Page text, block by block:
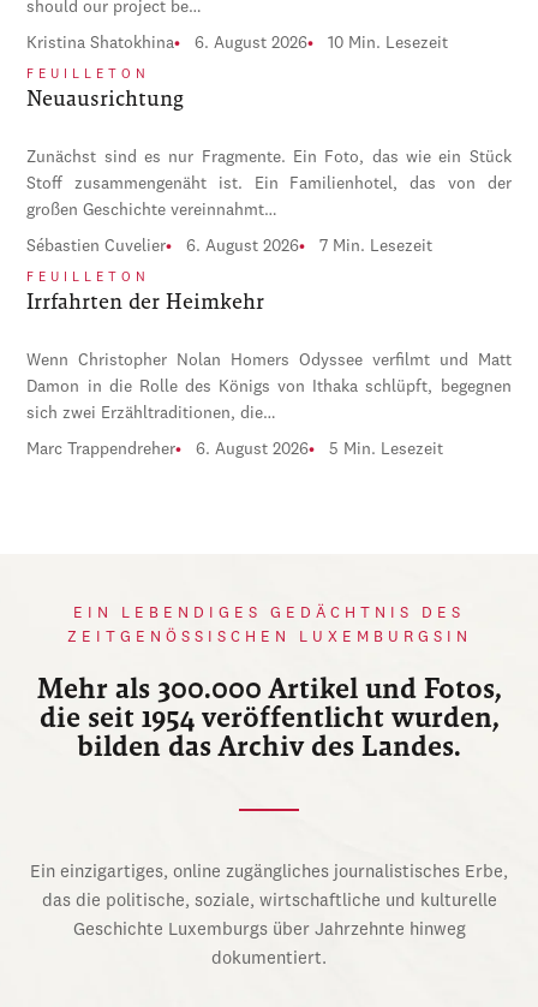
should our project be…
Kristina Shatokhina 6. August 2026 10 Min. Lesezeit
FEUILLETON
Neuausrichtung
Zunächst sind es nur Fragmente. Ein Foto, das wie ein Stück
Stoff zusammengenäht ist. Ein Familienhotel, das von der
großen Geschichte vereinnahmt…
Sébastien Cuvelier 6. August 2026 7 Min. Lesezeit
FEUILLETON
Irrfahrten der Heimkehr
Wenn Christopher Nolan Homers Odyssee verfilmt und Matt
Damon in die Rolle des Königs von Ithaka schlüpft, begegnen
sich zwei Erzähltraditionen, die…
Marc Trappendreher 6. August 2026 5 Min. Lesezeit
EIN LEBENDIGES GEDÄCHTNIS DES
ZEITGENÖSSISCHEN LUXEMBURGSIN
Mehr als 300.000 Artikel und Fotos,
die seit 1954 veröffentlicht wurden,
bilden das Archiv des Landes.
Ein einzigartiges, online zugängliches journalistisches Erbe,
das die politische, soziale, wirtschaftliche und kulturelle
Geschichte Luxemburgs über Jahrzehnte hinweg
dokumentiert.